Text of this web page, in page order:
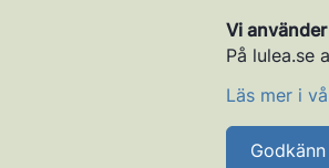
Vi
På lulea.se
Läs mer i